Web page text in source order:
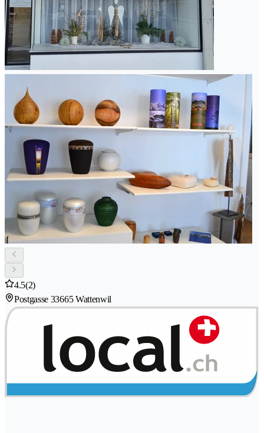
4.5(2)
Postgasse 33665 Wattenwil